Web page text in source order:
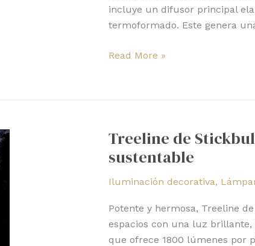
incluye un difusor principal
termoformado. Este genera
Read More »
Treeline de
sustentable
Iluminación decorativa,
Potente y hermosa, Treeline
espacios con una luz brillante,
que ofrece 1800 lúmenes por
Stickbulb:
brillante
sustentable